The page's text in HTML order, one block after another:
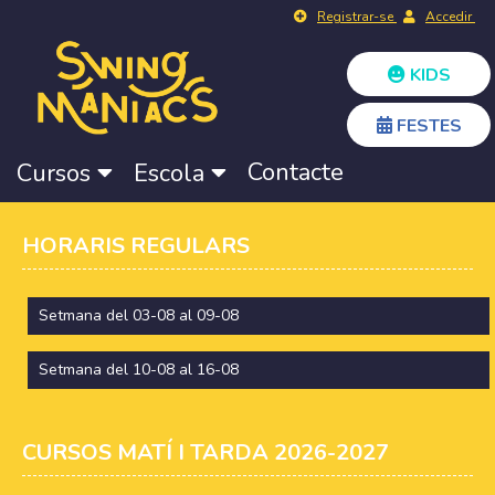
Registrar-se Accedir
KIDS
FESTES
Cursos Escola Contacte
HORARIS REGULARS
Setmana del 03-08 al 09-08
Setmana del 10-08 al 16-08
CURSOS MATÍ I TARDA 2026-2027